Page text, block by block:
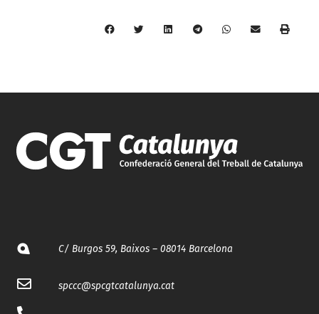
C/ Burgos 59, Baixos – 08014 Barcelona
spccc@spcgtcatalunya.cat